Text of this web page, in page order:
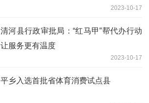
2023-10-17
清河县行政审批局：“红马甲”帮代办行动
让服务更有温度
2023-10-17
平乡入选首批省体育消费试点县